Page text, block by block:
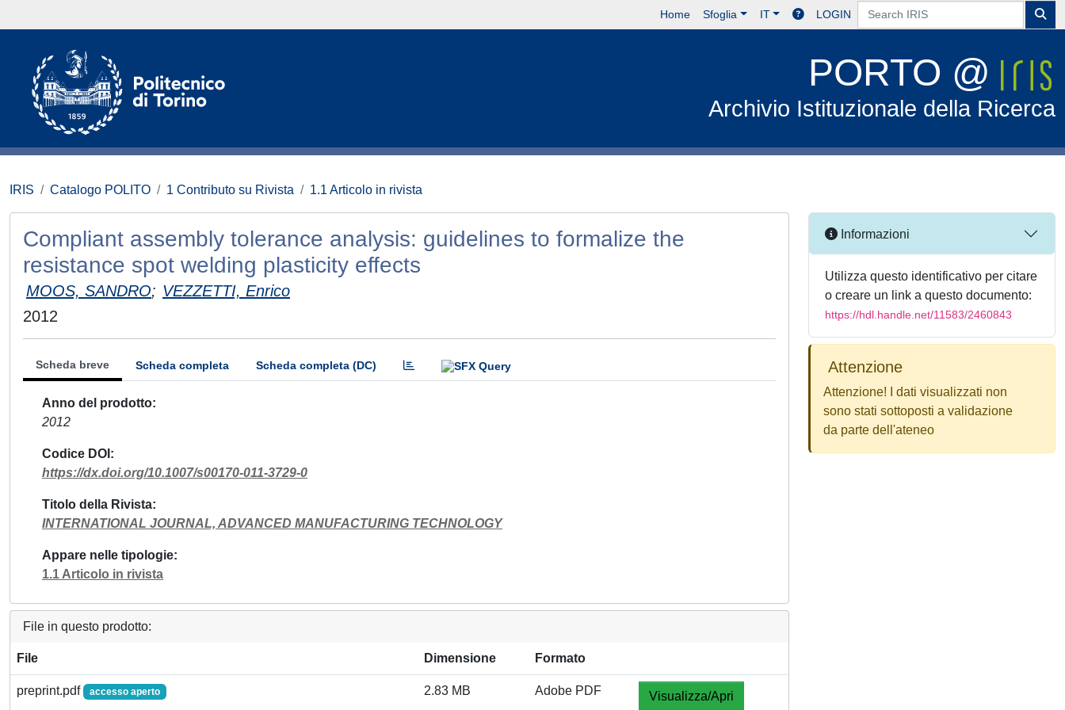
Home Sfoglia IT LOGIN
PORTO @
Archivio Istituzionale della Ricerca
IRIS Catalogo POLITO 1 Contributo su Rivista 1.1 Articolo in rivista
Compliant assembly tolerance analysis: guidelines to formalize the
resistance spot welding plasticity effects
MOOS, SANDRO; VEZZETTI, Enrico
2012
Scheda breve Scheda completa Scheda completa (DC)
Anno del prodotto
2012
Codice DOI
https://dx.doi.org/10.1007/s00170-011-3729-0
Titolo della Rivista
INTERNATIONAL JOURNAL, ADVANCED MANUFACTURING TECHNOLOGY
Appare nelle tipologie
1.1 Articolo in rivista
File in questo prodotto:
File Dimensione Formato
preprint.pdf accesso aperto 2.83 MB Adobe PDF Visualizza/Apri
Informazioni
Utilizza questo identificativo per citare
o creare un link a questo documento:
https://hdl.handle.net/11583/2460843
Attenzione
Attenzione! I dati visualizzati non
sono stati sottoposti a validazione
da parte dell'ateneo